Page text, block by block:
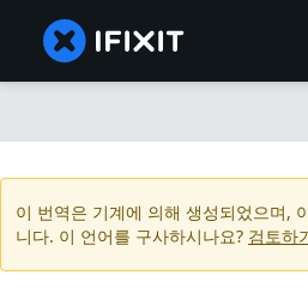
이 번역은 기계에 의해 생성되었으며,
니다. 이 언어를 구사하시나요? 검토하